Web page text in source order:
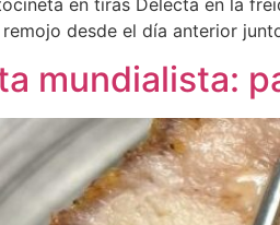
desde el día anterior
mundialista: